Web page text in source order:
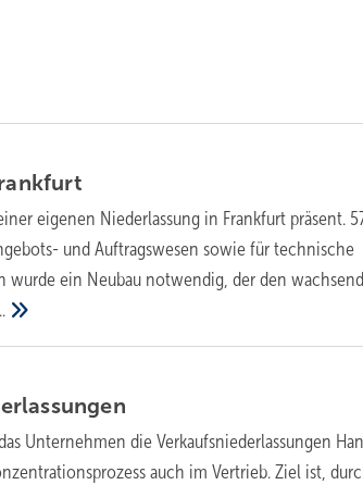
eigenen Niederlassung in Frankfurt präsent.
und Auftragswesen sowie für technische
wurde ein Neubau notwendig, der den
Unternehmen die Verkaufsniederlassungen
auch im Vertrieb. Ziel ist,